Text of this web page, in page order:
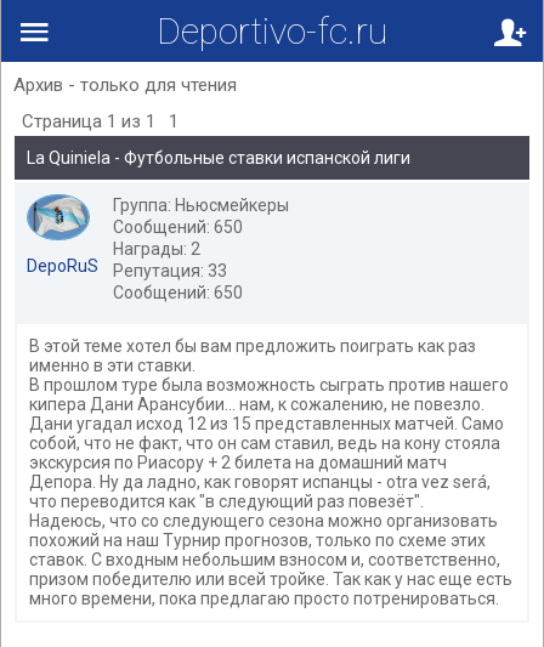
Deportivo-fc.ru
Архив - только для чтения
Страница 1 из 1 1
La Quiniela - Футбольные ставки испанской лиги
DepoRuS
Группа: Ньюсмейкеры
Сообщений: 650
Награды: 2
Репутация: 33
Сообщений: 650
В этой теме хотел бы вам предложить поиграть как раз
именно в эти ставки.
В прошлом туре была возможность сыграть против нашего
кипера Дани Арансубии... нам, к сожалению, не повезло.
Дани угадал исход 12 из 15 представленных матчей. Само
собой, что не факт, что он сам ставил, ведь на кону стояла
экскурсия по Риасору + 2 билета на домашний матч
Депора. Ну да ладно, как говорят испанцы - otra vez será,
что переводится как "в следующий раз повезёт".
Надеюсь, что со следующего сезона можно организовать
похожий на наш Турнир прогнозов, только по схеме этих
ставок. С входным небольшим взносом и, соответственно,
призом победителю или всей тройке. Так как у нас еще есть
много времени, пока предлагаю просто потренироваться.